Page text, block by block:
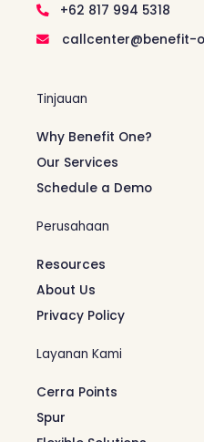
+62 817 994 5318
callcenter@benefit-
Tinjauan
Why Benefit One?
Our Services
Schedule a Demo
Perusahaan
Resources
About Us
Privacy Policy
Layanan Kami
Cerra Points
Spur